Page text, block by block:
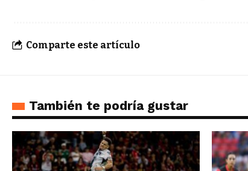
Comparte este artículo
También te podría gustar